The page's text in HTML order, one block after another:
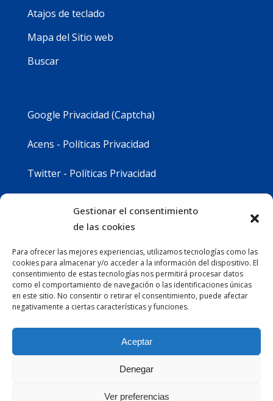
Gestionar el consentimiento
de las cookies
Para ofrecer las mejores experiencias, utilizamos tecnologías como las
cookies para almacenar y/o acceder a la información del dispositivo. El
consentimiento de estas tecnologías nos permitirá procesar datos
como el comportamiento de navegación o las identificaciones únicas
en este sitio. No consentir o retirar el consentimiento, puede afectar
negativamente a ciertas características y funciones.
Aceptar
Denegar
Ver preferencias
Atajos de teclado
Mapa del Sitio web
Buscar
Google Privacidad (Captcha)
Acens - Políticas Privacidad
Twitter - Políticas Privacidad
Instagram - Políticas Privacidad